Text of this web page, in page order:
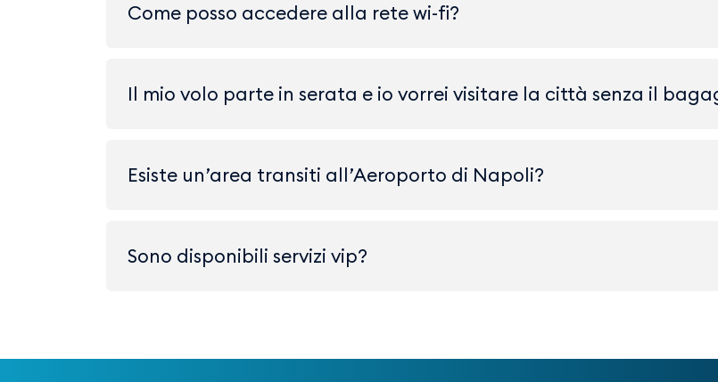
Come posso accedere alla rete wi-fi?
Il mio volo parte in serata e io vorrei visitare la città senza il
Esiste un’area transiti all’Aeroporto di Napoli?
Sono disponibili servizi vip?